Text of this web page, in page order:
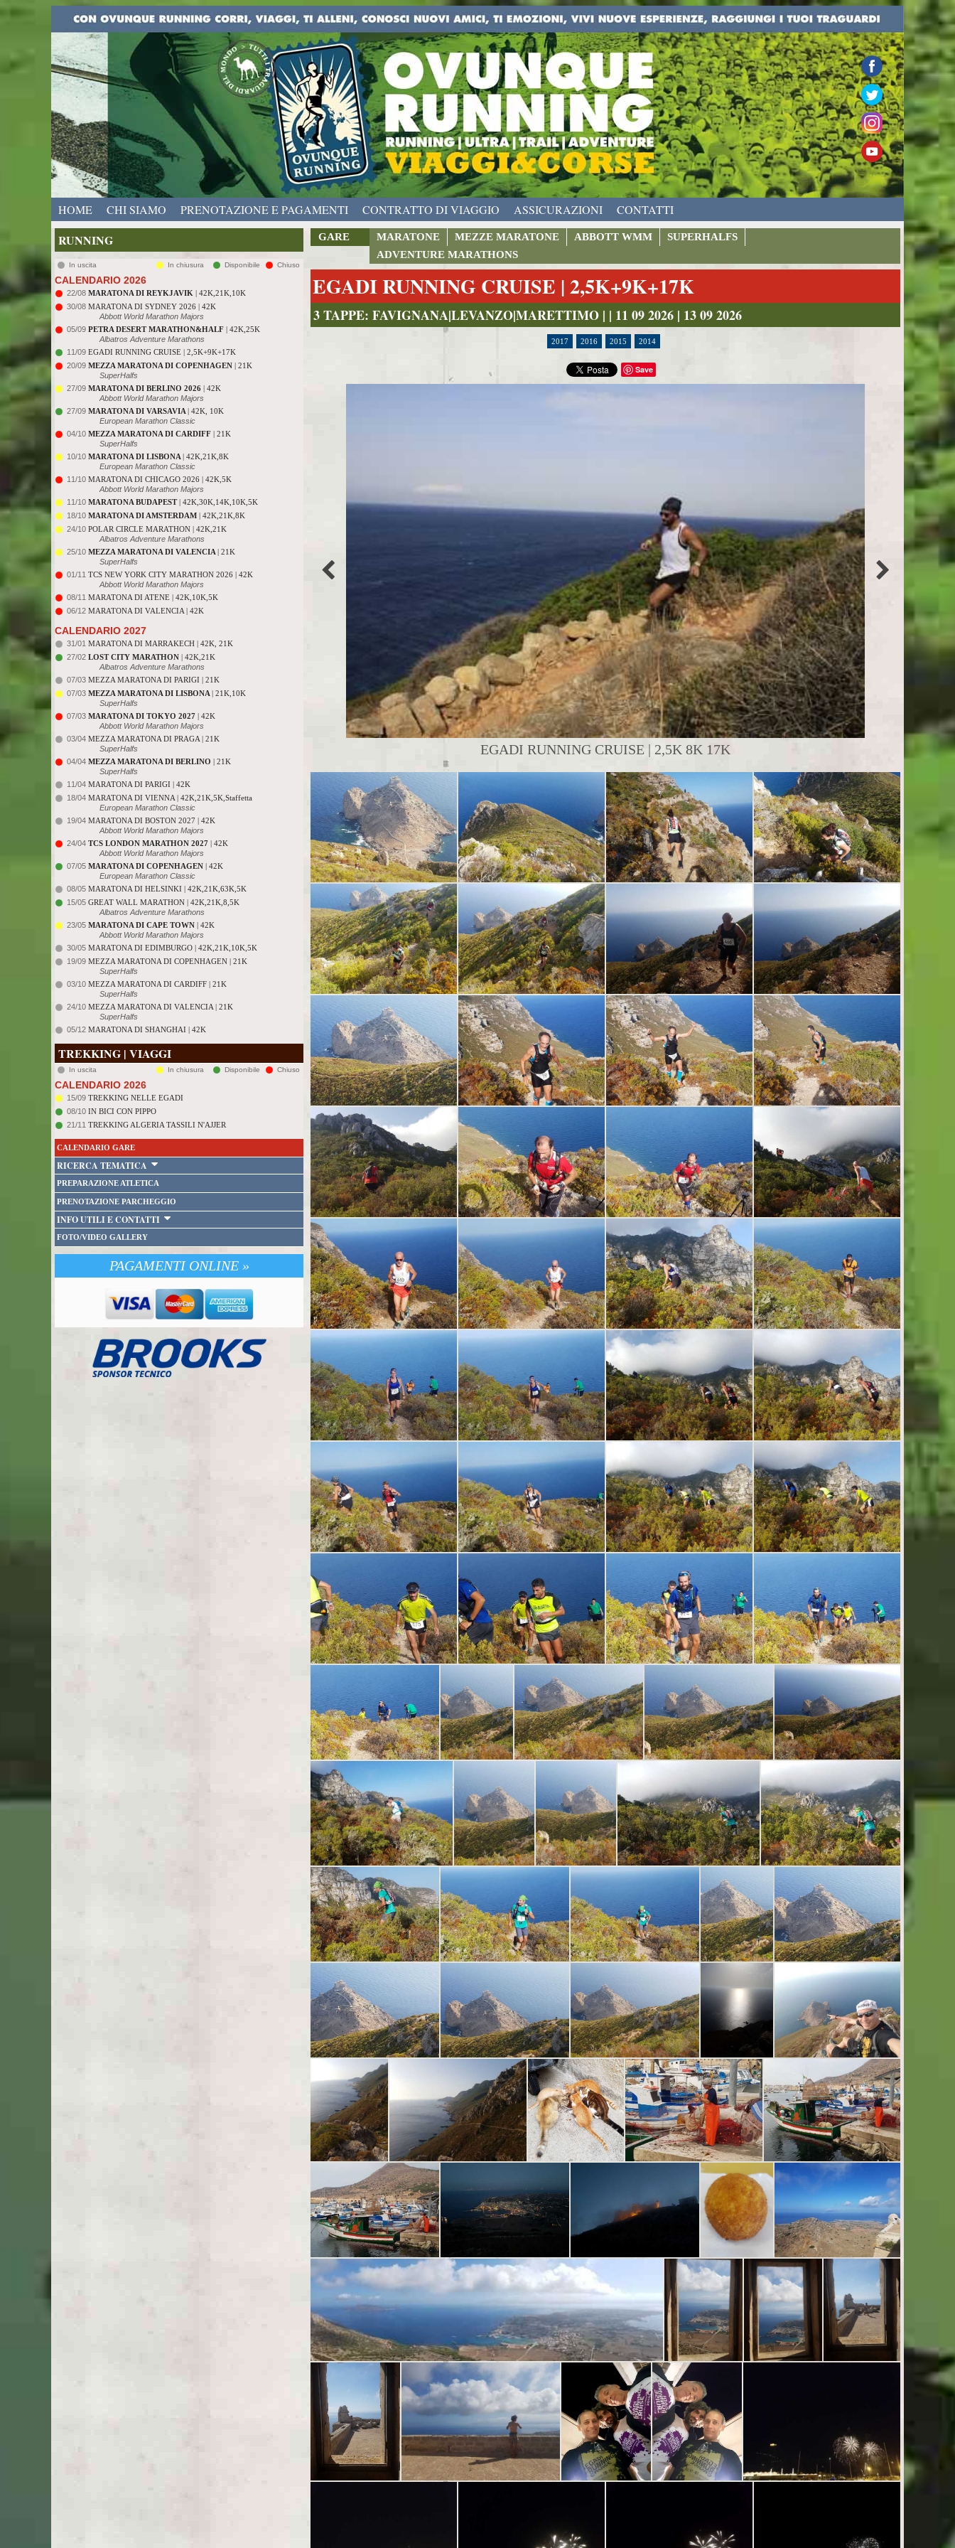
HOME CHI SIAMO PRENOTAZIONE E PAGAMENTI CONTRATTO DI VIAGGIO ASSICURAZIONI CONTATTI
RUNNING
In uscita In chiusura Disponibile Chiuso
CALENDARIO 2026
22/08 MARATONA DI REYKJAVIK | 42K,21K,10K
30/08 MARATONA DI SYDNEY 2026 | 42K
Abbott World Marathon Majors
05/09 PETRA DESERT MARATHON&HALF | 42K,25K
Albatros Adventure Marathons
11/09 EGADI RUNNING CRUISE | 2,5K+9K+17K
20/09 MEZZA MARATONA DI COPENHAGEN | 21K
SuperHalfs
27/09 MARATONA DI BERLINO 2026 | 42K
Abbott World Marathon Majors
27/09 MARATONA DI VARSAVIA | 42K, 10K
European Marathon Classic
04/10 MEZZA MARATONA DI CARDIFF | 21K
SuperHalfs
10/10 MARATONA DI LISBONA | 42K,21K,8K
European Marathon Classic
11/10 MARATONA DI CHICAGO 2026 | 42K,5K
Abbott World Marathon Majors
11/10 MARATONA BUDAPEST| 42K,30K,14K,10K,5K
18/10 MARATONA DI AMSTERDAM | 42K,21K,8K
24/10 POLAR CIRCLE MARATHON | 42K,21K
Albatros Adventure Marathons
25/10 MEZZA MARATONA DI VALENCIA | 21K
SuperHalfs
01/11 TCS NEW YORK CITY MARATHON 2026 | 42K
Abbott World Marathon Majors
08/11 MARATONA DI ATENE | 42K,10K,5K
06/12 MARATONA DI VALENCIA | 42K
CALENDARIO 2027
31/01 MARATONA DI MARRAKECH | 42K, 21K
27/02 LOST CITY MARATHON | 42K,21K
Albatros Adventure Marathons
07/03 MEZZA MARATONA DI PARIGI | 21K
07/03 MEZZA MARATONA DI LISBONA | 21K,10K
SuperHalfs
07/03 MARATONA DI TOKYO 2027 | 42K
Abbott World Marathon Majors
03/04 MEZZA MARATONA DI PRAGA | 21K
SuperHalfs
04/04 MEZZA MARATONA DI BERLINO | 21K
SuperHalfs
11/04 MARATONA DI PARIGI | 42K
18/04 MARATONA DI VIENNA | 42K,21K,5K,Staffetta
European Marathon Classic
19/04 MARATONA DI BOSTON 2027 | 42K
Abbott World Marathon Majors
24/04 TCS LONDON MARATHON 2027 | 42K
Abbott World Marathon Majors
07/05 MARATONA DI COPENHAGEN | 42K
European Marathon Classic
08/05 MARATONA DI HELSINKI | 42K,21K,63K,5K
15/05 GREAT WALL MARATHON | 42K,21K,8,5K
Albatros Adventure Marathons
23/05 MARATONA DI CAPE TOWN | 42K
Abbott World Marathon Majors
30/05 MARATONA DI EDIMBURGO | 42K,21K,10K,5K
19/09 MEZZA MARATONA DI COPENHAGEN | 21K
SuperHalfs
03/10 MEZZA MARATONA DI CARDIFF | 21K
SuperHalfs
24/10 MEZZA MARATONA DI VALENCIA | 21K
SuperHalfs
05/12 MARATONA DI SHANGHAI | 42K
TREKKING | VIAGGI
In uscita In chiusura Disponibile Chiuso
CALENDARIO 2026
15/09 TREKKING NELLE EGADI
08/10 IN BICI CON PIPPO
21/11 TREKKING ALGERIA TASSILI N'AJJER
CALENDARIO GARE
RICERCA TEMATICA
PREPARAZIONE ATLETICA
PRENOTAZIONE PARCHEGGIO
INFO UTILI E CONTATTI
FOTO/VIDEO GALLERY
PAGAMENTI ONLINE »
GARE MARATONE MEZZE MARATONE ABBOTT WMM
SUPERHALFS
ADVENTURE MARATHONS
EGADI RUNNING CRUISE | 2,5K+9K+17K
3 TAPPE: FAVIGNANA|LEVANZO|MARETTIMO | | 11 09 2026 | 13 09 2026
2017 2016 2015 2014
Save
EGADI RUNNING CRUISE | 2,5K 8K 17K